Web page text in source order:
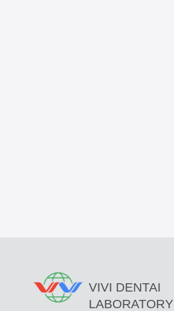
VIVI DENTAI
LABORATORY